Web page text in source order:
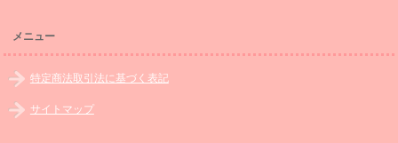
メニュー
特定商法取引法に基づく表記
サイトマップ